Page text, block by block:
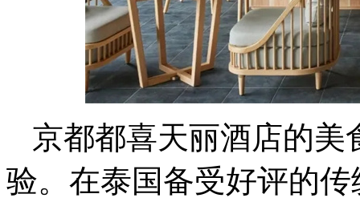
京都都喜天丽酒店的美
验。在泰国备受好评的